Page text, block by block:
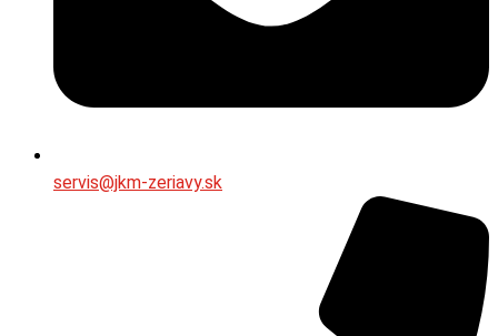
servis@jkm-zeriavy.sk